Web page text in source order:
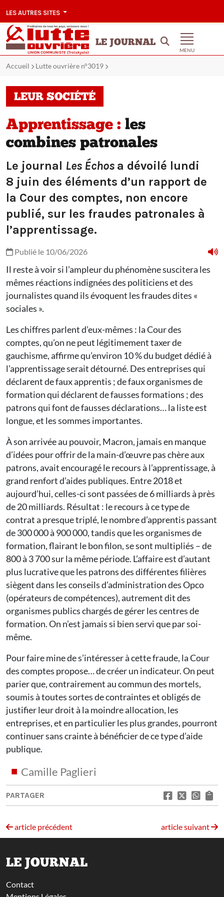
LES AUTRES SITES
LE JOURNAL
MENU
Accueil Lutte ouvrière n°3019
LEUR SOCIÉTÉ
Apprentissage : les
combines patronales
Le journal Les Échos a dévoilé lundi
8 juin des éléments d’un rapport de
la Cour des comptes, non encore
publié, sur les fraudes patronales à
l’apprentissage.
Publié le 10/06/2026
Il reste à voir si l’ampleur du phénomène suscitera les
mêmes réactions indignées des politiciens et des
journalistes quand ils évoquent les fraudes dites «
sociales ».
Les chiffres parlent d’eux-mêmes : la Cour des
comptes, qu’on ne peut légitimement taxer de
gauchisme, affirme qu’environ 10 % du budget dédié à
l’apprentissage serait détourné. Des entreprises qui
déclarent de faux apprentis ; de faux organismes de
formation qui déclarent de fausses formations ; des
patrons qui font de fausses déclarations… la liste est
longue, et les sommes importantes.
À son arrivée au pouvoir, Macron, jamais en manque
d’idées pour offrir de la main-d’œuvre pas chère aux
patrons, avait encouragé le recours à l’apprentissage, à
grand renfort d’aides publiques. Entre 2018 et
aujourd’hui, celles-ci sont passées de 6 milliards à près
de 20 milliards. Résultat : le recours à ce type de
contrat a presque triplé, le nombre d’apprentis passant
de 300 000 à 900 000, tandis que les organismes de
formation, flairant le bon filon, se sont multipliés – de
800 à 3 700 sur la même période. L’affaire est d’autant
plus lucrative que les patrons des différentes filières
siègent dans les conseils d’administration des Opco
(opérateurs de compétences), autrement dit des
organismes publics chargés de gérer les centres de
formation. On n’est jamais si bien servi que par soi-
même.
Pour faire mine de s’intéresser à cette fraude, la Cour
des comptes propose… de créer un indicateur. On peut
parier que, contrairement au commun des mortels,
soumis à toutes sortes de contraintes et obligés de
justifier leur droit à la moindre allocation, les
entreprises, et en particulier les plus grandes, pourront
continuer sans crainte à bénéficier de ce type d’aide
publique.
Camille Paglieri
PARTAGER
article précédent article suivant
LE JOURNAL
Contact